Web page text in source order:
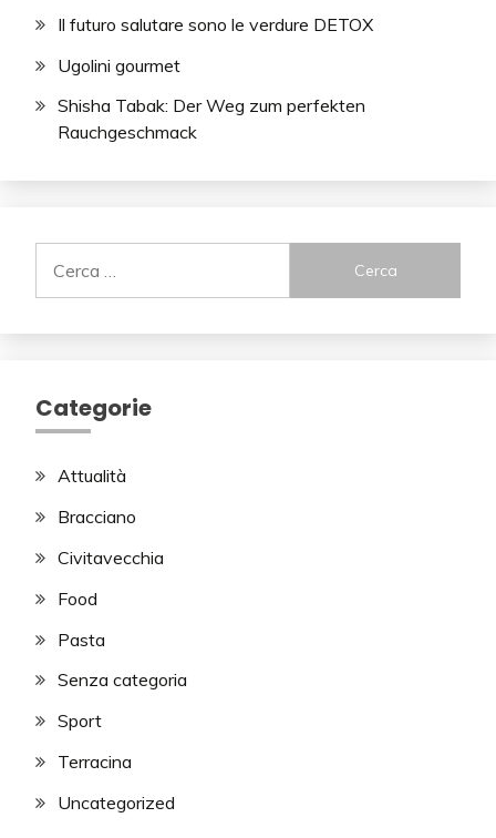
Il futuro salutare sono le verdure DETOX
Ugolini gourmet
Shisha Tabak: Der Weg zum perfekten
Rauchgeschmack
per:
Categorie
Attualità
Bracciano
Civitavecchia
Food
Pasta
Senza categoria
Sport
Terracina
Uncategorized